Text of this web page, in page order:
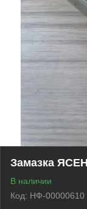
Замазка
В наличии
Код: НФ-00000610